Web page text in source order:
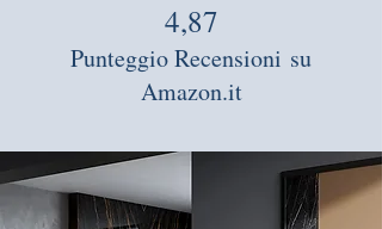
4,87
Punteggio Recensioni su
Amazon.it